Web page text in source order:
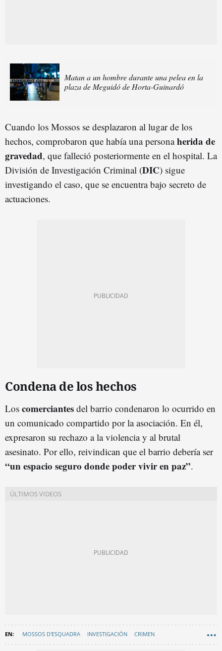
Matan a un hombre durante una pelea en la
plaza de Meguidó de Horta-Guinardó
Cuando los Mossos se desplazaron al lugar de los
hechos, comprobaron que había una personaherida de
gravedad, que falleció posteriormente en el hospital. La
División de Investigación Criminal (DIC) sigue
investigando el caso, que se encuentra bajo secreto de
actuaciones.
Condena de los hechos
Los comerciantes del barrio condenaron lo ocurrido en
un comunicado compartido por la asociación. En él,
expresaron su rechazo a la violencia y al brutal
asesinato. Por ello, reivindican que el barrio debería ser
“un espacio seguro donde poder vivir en paz”.
MOSSOS D'ESQUADRA INVESTIGACIÓN CRIMEN